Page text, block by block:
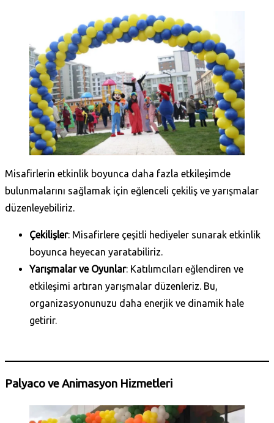
Misafirlerin etkinlik boyunca daha fazla etkileşimde
bulunmalarını sağlamak için eğlenceli çekiliş ve yarışmalar
düzenleyebiliriz.
Çekilişler: Misafirlere çeşitli hediyeler sunarak etkinlik
boyunca heyecan yaratabiliriz.
Yarışmalar ve Oyunlar: Katılımcıları eğlendiren ve
etkileşimi artıran yarışmalar düzenleriz. Bu,
organizasyonunuzu daha enerjik ve dinamik hale
getirir.
Palyaco ve Animasyon Hizmetleri